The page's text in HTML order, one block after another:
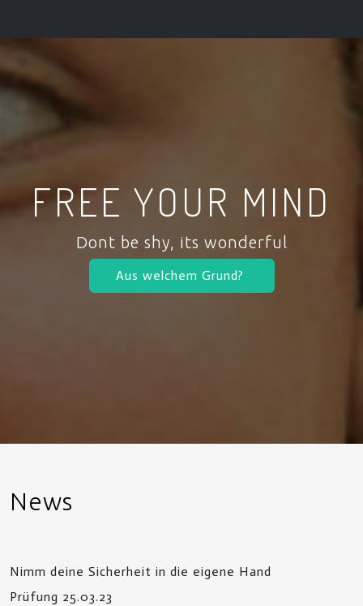
FREE YOUR MIND
Dont be shy, its wonderful
Aus welchem Grund?
News
Nimm deine Sicherheit in die eigene Hand
Prüfung 25.03.23